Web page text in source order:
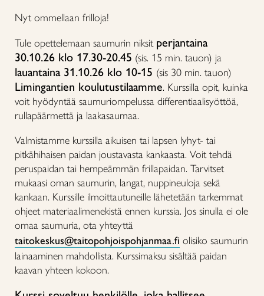
Nyt ommellaan frilloja!
Tule opettelemaan saumurin niksit perjantaina
30.10.26 klo 17.30-20.45 (sis. 15 min. tauon) ja
lauantaina 31.10.26 klo 10-15 (sis 30 min. tauon)
Limingantien koulutustilaamme. Kurssilla opit, kuinka
voit hyödyntää saumuriompelussa differentiaalisyöttöä,
rullapäärmettä ja laakasaumaa.
Valmistamme kurssilla aikuisen tai lapsen lyhyt- tai
pitkähihaisen paidan joustavasta kankaasta. Voit tehdä
peruspaidan tai hempeämmän frillapaidan. Tarvitset
mukaasi oman saumurin, langat, nuppineuloja sekä
kankaan. Kurssille ilmoittautuneille lähetetään tarkemmat
ohjeet materiaalimenekistä ennen kurssia. Jos sinulla ei ole
omaa saumuria, ota yhteyttä
taitokeskus@taitopohjoispohjanmaa.fi olisiko saumurin
lainaaminen mahdollista. Kurssimaksu sisältää paidan
kaavan yhteen kokoon.